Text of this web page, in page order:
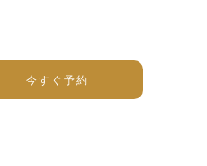
今すぐ予約